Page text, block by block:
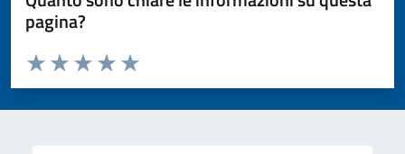
pagina?
Valuta da 1 a 5 stelle la pagina
Valuta 5 stelle su 5
Valuta 4 stelle su 5
Valuta 3 stelle su 5
Valuta 2 stelle su 5
Valuta 1 stelle su 5